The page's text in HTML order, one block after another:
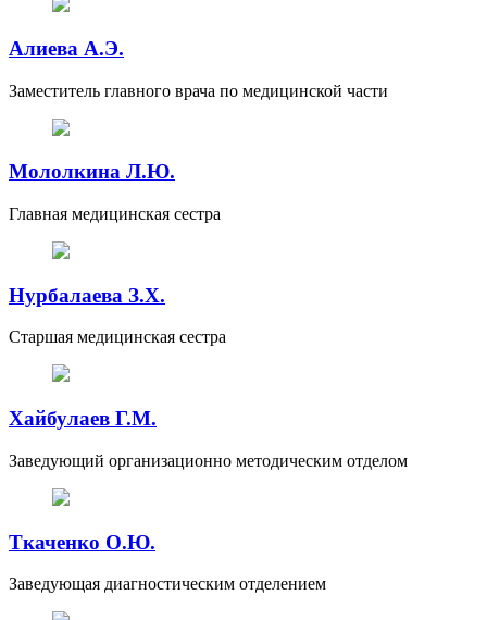
Алиева А.Э.
Заместитель главного врача по медицинской части
Мололкина Л.Ю.
Главная медицинская сестра
Нурбалаева З.Х.
Старшая медицинская сестра
Хайбулаев Г.М.
Заведующий организационно методическим отделом
Ткаченко О.Ю.
Заведующая диагностическим отделением